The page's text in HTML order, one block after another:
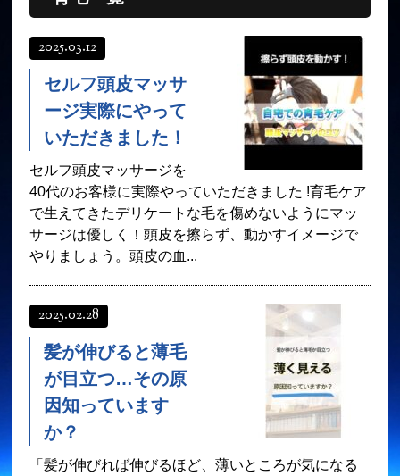
よくある質問
求人 サロン情報・プロフィール
お客様の声 シーヘアーのブログ
ご予約＋お問い合わせ
2025.03.12
セルフ頭皮マッサ
ージ実際にやって
いただきました！
セルフ頭皮マッサージを
40代のお客様に実際やっていただきました !育毛ケア
で生えてきたデリケートな毛を傷めないようにマッ
サージは優しく！頭皮を擦らず、動かすイメージで
やりましょう。頭皮の血...
2025.02.28
髪が伸びると薄毛
が目立つ…その原
因知っています
か？
「髪が伸びれば伸びるほど、薄いところが気になる